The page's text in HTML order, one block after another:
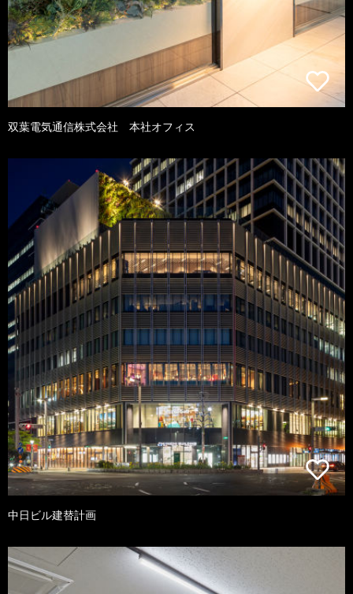
双葉電気通信株式会社 本社オフィス
中日ビル建替計画